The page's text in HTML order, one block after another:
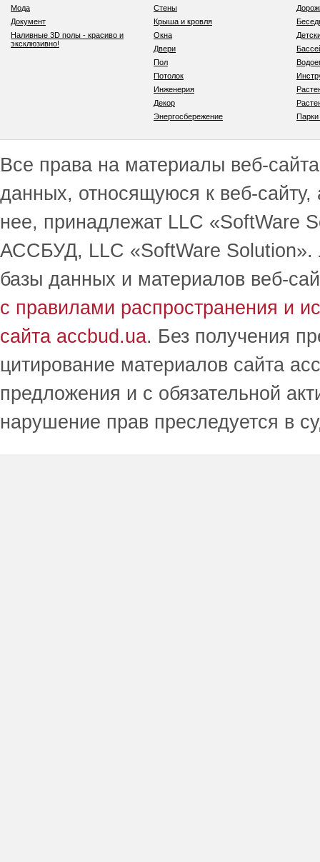
Мода
Документ
Наливные 3D полы - красиво и
эксклюзивно!
Стены
Крыша и кровля
Окна
Двери
Пол
Потолок
Инженерия
Декор
Энергосбережение
Все права на материалы веб-
данных, относящуюся к веб-
нее, принадлежат LLC
АССБУД, LLC «SoftWare Solution».
базы данных и материалов веб-
с правилами распространения и
сайта accbud.ua. Без получения
цитирование материалов сайта
предложения и с обязательной
нарушение прав преследуется в